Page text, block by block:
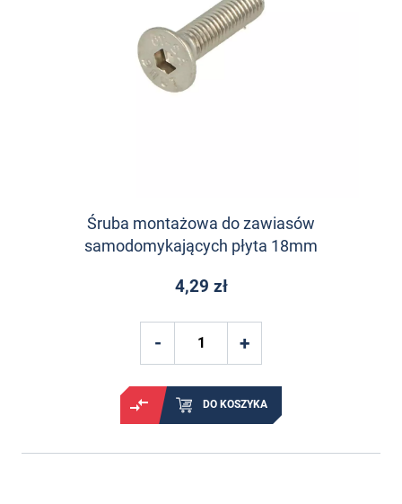
Śruba montażowa do zawiasów
samodomykających płyta 18mm
4,29 zł
DO KOSZYKA